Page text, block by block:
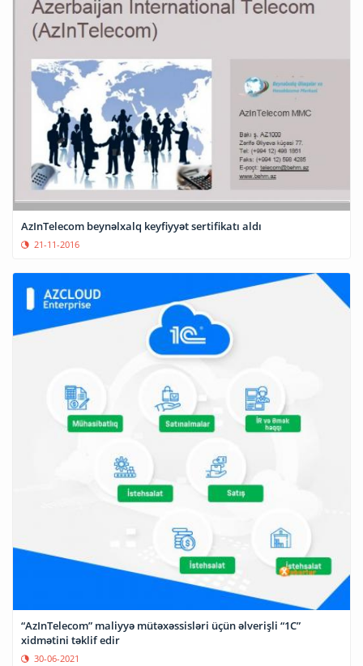
AzInTelecom beynəlxalq keyfiyyət sertifikatı aldı
21-11-2016
“AzInTelecom” maliyyə mütəxəssisləri üçün əlverişli “1C”
xidmətini təklif edir
30-06-2021